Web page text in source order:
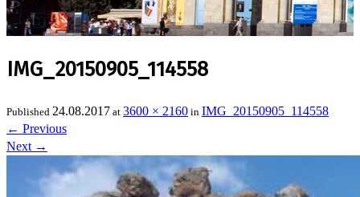
IMG_20150905_114558
Published 24.08.2017 at 3600 × 2160 in IMG_20150905_114558
← Previous
Next →